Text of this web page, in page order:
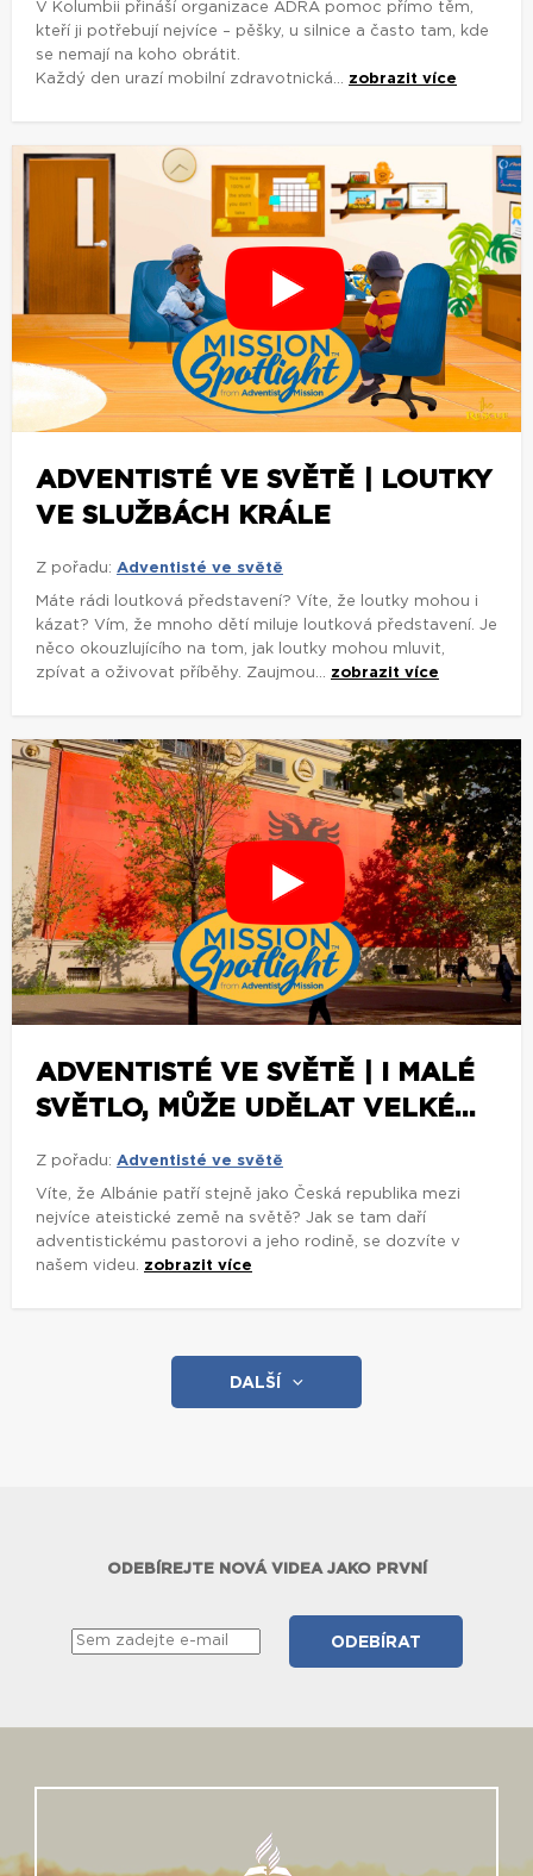
V Kolumbii přináší organizace ADRA pomoc přímo těm,
kteří ji potřebují nejvíce – pěšky, u silnice a často tam, kde
se nemají na koho obrátit.
Každý den urazí mobilní zdravotnická... zobrazit více
ADVENTISTÉ VE SVĚTĚ | LOUTKY
VE SLUŽBÁCH KRÁLE
Z pořadu: Adventisté ve světě
Máte rádi loutková představení? Víte, že loutky mohou i
kázat? Vím, že mnoho dětí miluje loutková představení. Je
něco okouzlujícího na tom, jak loutky mohou mluvit,
zpívat a oživovat příběhy. Zaujmou... zobrazit více
ADVENTISTÉ VE SVĚTĚ | I MALÉ
SVĚTLO, MŮŽE UDĚLAT VELKÉ...
Z pořadu: Adventisté ve světě
Víte, že Albánie patří stejně jako Česká republika mezi
nejvíce ateistické země na světě? Jak se tam daří
adventistickému pastorovi a jeho rodině, se dozvíte v
našem videu. zobrazit více
DALŠÍ
ODEBÍREJTE NOVÁ VIDEA JAKO PRVNÍ